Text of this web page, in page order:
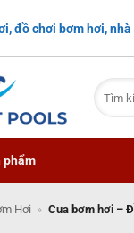
đồ chơi bơm hơi,
Tìm
kiếm:
phẩm
Hơi » Cua bơm hơi –